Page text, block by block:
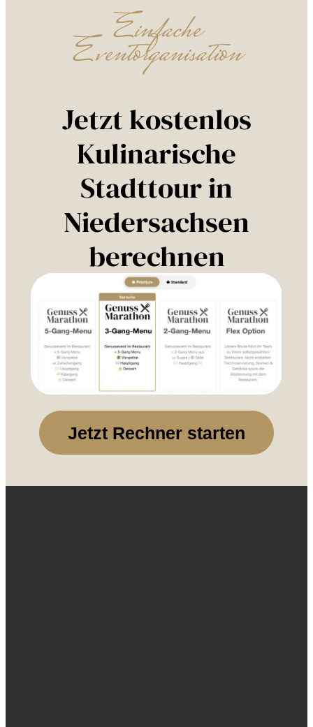
Einfache
Eventorganisation
Jetzt kostenlos
Kulinarische
Stadttour in
Niedersachsen
berechnen
Jetzt Rechner starten